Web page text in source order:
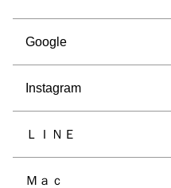
Google
Instagram
ＬＩＮＥ
Ｍａｃ